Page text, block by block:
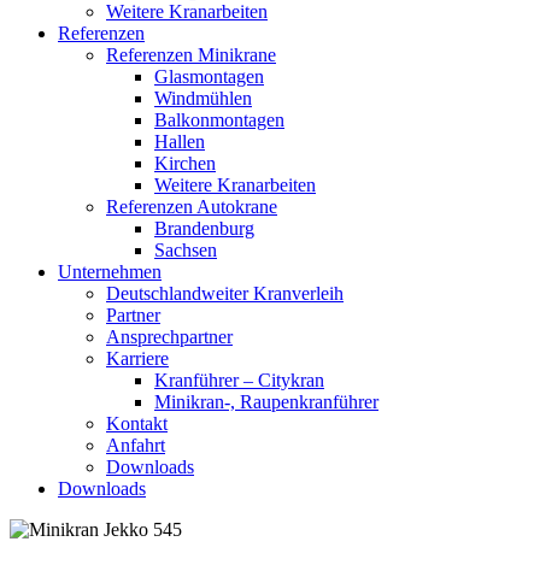
Weitere Kranarbeiten
Referenzen
Referenzen Minikrane
Glasmontagen
Windmühlen
Balkonmontagen
Hallen
Kirchen
Weitere Kranarbeiten
Referenzen Autokrane
Brandenburg
Sachsen
Unternehmen
Deutschlandweiter Kranverleih
Partner
Ansprechpartner
Karriere
Kranführer – Citykran
Minikran-, Raupenkranführer
Kontakt
Anfahrt
Downloads
Downloads